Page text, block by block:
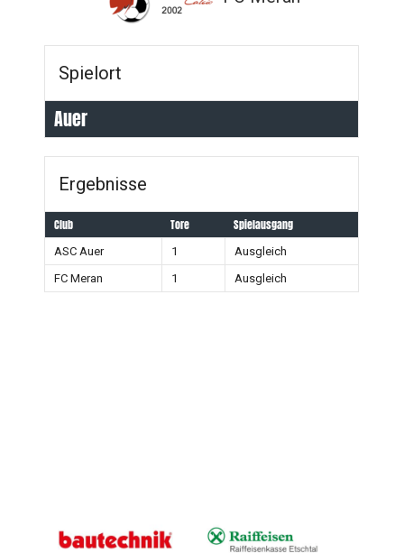
Spielort
Auer
Ergebnisse
Club Tore Spielausgang
ASC Auer 1
Ausgleich
FC Meran
1 Ausgleich